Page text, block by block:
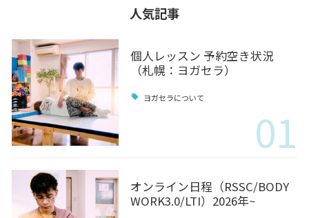
人気記事
個人レッスン 予約空き状況
（札幌：ヨガセラ）
ヨガセラについて
01
オンライン日程（RSSC/BODY
WORK3.0/LTI）2026年~